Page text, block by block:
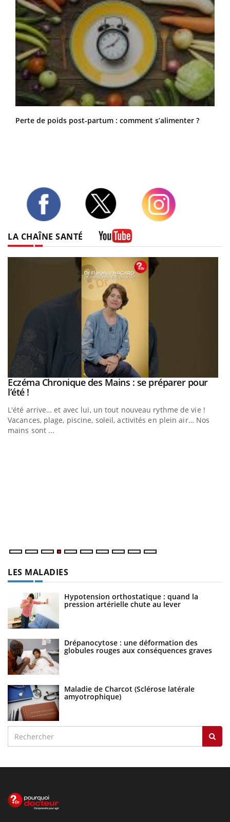
Perte de poids post-partum : comment s’alimenter ?
LA CHAÎNE SANTÉ
Youtube
Eczéma Chronique des Mains : se préparer pour
l’été !Youtube
L'été arrive… et avec lui, un tout nouveau rythme de vie !
Vacances, plage, piscine, soleil, activités en plein air… Nos
mains sont ...
LES MALADIES
Hypotension orthostatique : quand la
pression artérielle chute au lever
Drépanocytose : une déformation des
globules rouges aux conséquences graves
Maladie de Charcot (Sclérose latérale
amyotrophique)